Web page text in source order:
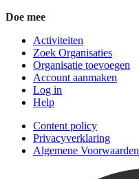
Doe mee
Activiteiten
Zoek Organisaties
Organisatie toevoegen
Account aanmaken
Log in
Help
Content policy
Privacyverklaring
Algemene Voorwaarden